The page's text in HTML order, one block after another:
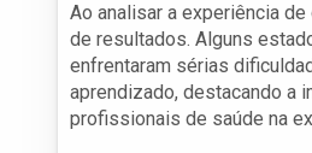
Ao analisar a experiência
de resultados. Alguns
enfrentaram sérias
aprendizado, destacando a
profissionais de saúde na